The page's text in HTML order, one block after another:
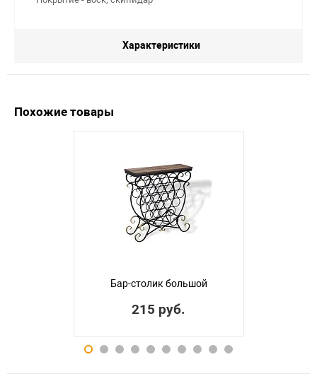
Характеристики
Похожие товары
Бар-столик большой
215 руб.